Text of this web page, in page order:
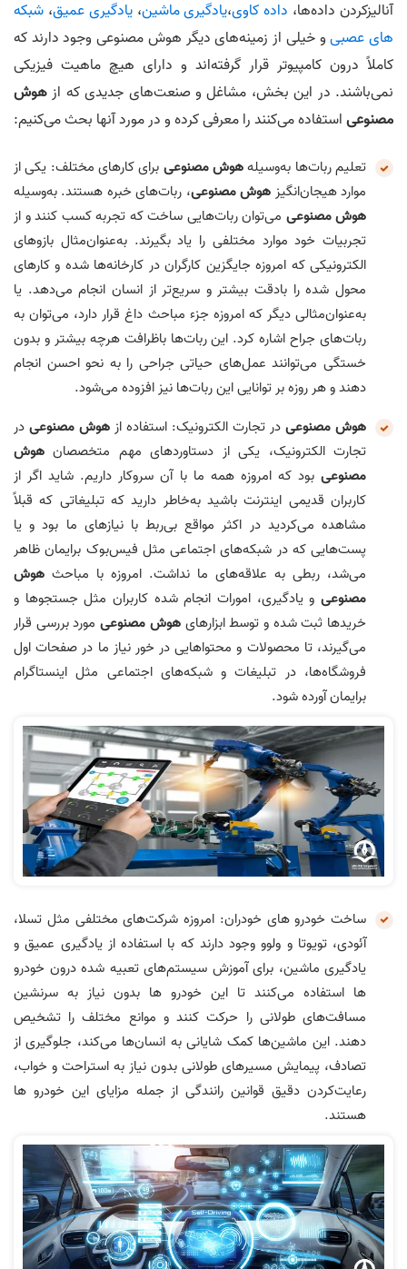
آنالیزکردن داده‌ها، داده کاوی،یادگیری ماشین،یادگیری عمیق، شبکه
های عصبیو خیلی از زمینه‌های دیگر هوش مصنوعی وجود دارند که
کاملاً درون کامپیوتر قرار گرفته‌اند و دارای هیچ ماهیت فیزیکی
نمی‌باشند. در این بخش، مشاغل و صنعت‌های جدیدی که از هوش
مصنوعیاستفاده می‌کنند را معرفی کرده و در مورد آنها بحث می‌کنیم:
تعلیم ربات‌ها به‌وسیلههوش مصنوعی برای کارهای مختلف: یکی از
موارد هیجان‌انگیز هوش مصنوعی، ربات‌های خبره هستند. به‌وسیله
هوش مصنوعی می‌توان ربات‌هایی ساخت که تجربه کسب کنند و از
تجربیات خود موارد مختلفی را یاد بگیرند. به‌عنوان‌مثال بازوهای
الکترونیکی که امروزه جایگزین کارگران در کارخانه‌ها شده و کارهای
محول شده را بادقت بیشتر و سریع‌تر از انسان انجام می‌دهد. یا
به‌عنوان‌مثالی دیگر که امروزه جزء مباحث داغ قرار دارد، می‌توان به
ربات‌های جراح اشاره کرد. این ربات‌ها باظرافت هرچه بیشتر و بدون
خستگی می‌توانند عمل‌های حیاتی جراحی را به نحو احسن انجام
دهند و هر روزه بر توانایی این ربات‌ها نیز افزوده می‌شود.
هوش مصنوعی در تجارت الکترونیک: استفاده از هوش مصنوعی در
تجارت الکترونیک، یکی از دستاوردهای مهم متخصصان هوش
مصنوعی بود که امروزه همه ما با آن سروکار داریم. شاید اگر از
کاربران قدیمی اینترنت باشید به‌خاطر دارید که تبلیغاتی که قبلاً
مشاهده می‌کردید در اکثر مواقع بی‌ربط با نیازهای ما بود و یا
پست‌هایی که در شبکه‌های اجتماعی مثل فیس‌بوک برایمان ظاهر
می‌شد، ربطی به علاقه‌های ما نداشت. امروزه با مباحث هوش
مصنوعی و یادگیری، امورات انجام شده کاربران مثل جستجوها و
خریدها ثبت شده و توسط ابزارهایهوش مصنوعیمورد بررسی قرار
می‌گیرند، تا محصولات و محتواهایی در خور نیاز ما در صفحات اول
فروشگاه‌ها، در تبلیغات و شبکه‌های اجتماعی مثل اینستاگرام
برایمان آورده شود.
ساخت خودرو های خودران: امروزه شرکت‌های مختلفی مثل تسلا،
آئودی، تویوتا و ولوو وجود دارند که با استفاده از یادگیری عمیق و
یادگیری ماشین، برای آموزش سیستم‌های تعبیه شده درون خودرو
ها استفاده می‌کنند تا این خودرو ها بدون نیاز به سرنشین
مسافت‌های طولانی را حرکت کنند و موانع مختلف را تشخیص
دهند. این ماشین‌ها کمک شایانی به انسان‌ها می‌کند، جلوگیری از
تصادف، پیمایش مسیرهای طولانی بدون نیاز به استراحت و خواب،
رعایت‌کردن دقیق قوانین رانندگی از جمله مزایای این خودرو ها
هستند.